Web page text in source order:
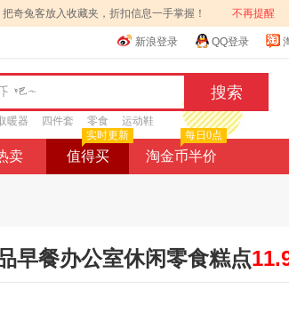
把奇兔客放入收藏夹，折扣信息一手掌握！ 不再提醒
新浪登录 QQ登录
暖器 四件套 零食 运动鞋
卖 值得买
实时更新
淘金币半价
每日0点
早餐办公室休闲零食糕点